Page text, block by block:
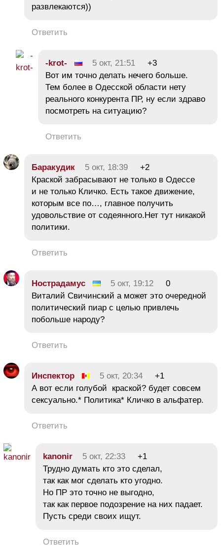
развлекаются))
Ответить
-krot- 5 окт, 21:51
+3
Вот им точно делать нечего больше.
Тем более в Одесской области нету
реального конкурента ПР, ну если здраво
посмотреть на ситуацию?
Ответить
Баракудик 5 окт, 18:39
+2
Краской забрасывают не только в Одессе
и не только Кличко. Есть такое движение,
которым все по…, главное получить
удовольствие от содеянного.Нет тут никакой
политики.
Ответить
Нострадамус 5 окт, 19:12
0
Виталий Свичинский а может это очередной
политический пиар с целью привлечь
побольше народу?
Ответить
Инспектор 5 окт, 20:34
+1
А вот если голубой краской? будет совсем
сексуально.* Политика* Кличко в альфатер.
Ответить
kanonir 5 окт, 22:33
+1
Трудно думать кто это сделал,
так как мог сделать кто угодно.
Но ПР это точно не выгодно,
так как первое подозрение на них падает.
Пусть среди своих ищут.
Ответить